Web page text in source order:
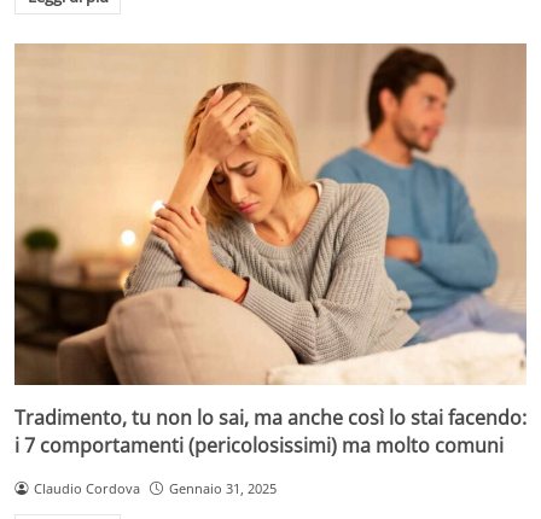
Tradimento, tu non lo sai, ma anche così lo stai facendo:
i 7 comportamenti (pericolosissimi) ma molto comuni
Claudio Cordova Gennaio 31, 2025